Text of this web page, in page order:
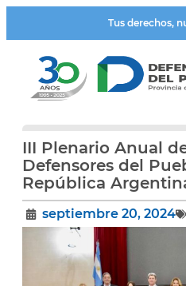
Tus derechos,
III Plenario Anual
Defensores del
República
septiembre 20, 2024